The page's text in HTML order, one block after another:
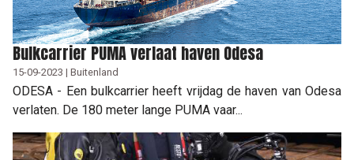
Bulkcarrier PUMA verlaat haven Odesa
15-09-2023 | Buitenland
ODESA - Een bulkcarrier heeft vrijdag de haven van Odesa
verlaten. De 180 meter lange PUMA vaar...